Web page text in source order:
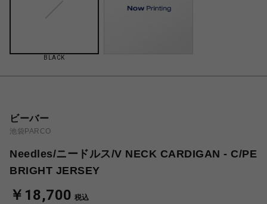
BLACK
ビーバー
池袋PARCO
Needles/ニードルス/V NECK CARDIGAN - C/PE
BRIGHT JERSEY
￥18,700 税込